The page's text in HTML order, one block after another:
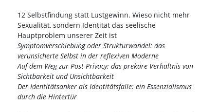
12 Selbstfindung statt Lustgewinn. Wieso nicht mehr
Sexualität, sondern Identität das seelische
Hauptproblem unserer Zeit ist
Symptomverschiebung oder Strukturwandel: das
verunsicherte Selbst in der reflexiven Moderne
Auf dem Weg zur Post-Privacy: das prekäre Verhältnis von
Sichtbarkeit und Unsichtbarkeit
Der Identitätsanker als Identitätsfalle: ein Essenzialismus
durch die Hintertür